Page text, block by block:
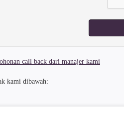
call back dari manajer kami
kami dibawah: